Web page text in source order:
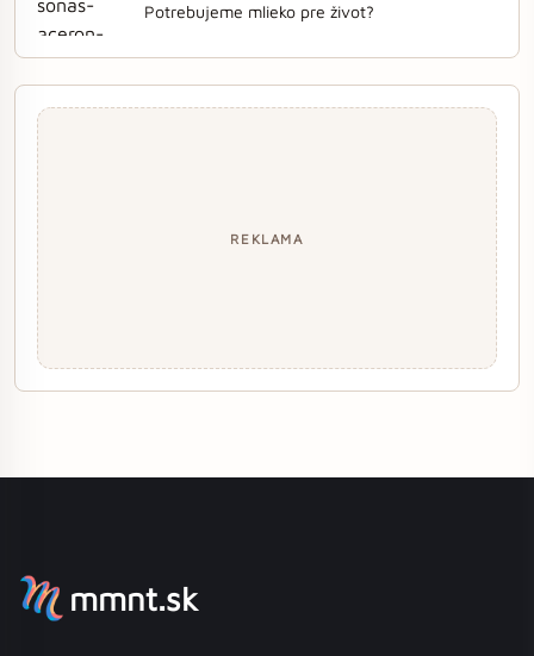
Potrebujeme mlieko pre život?
REKLAMA
mmnt.sk